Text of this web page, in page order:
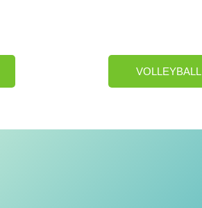
VOLLEYBALL